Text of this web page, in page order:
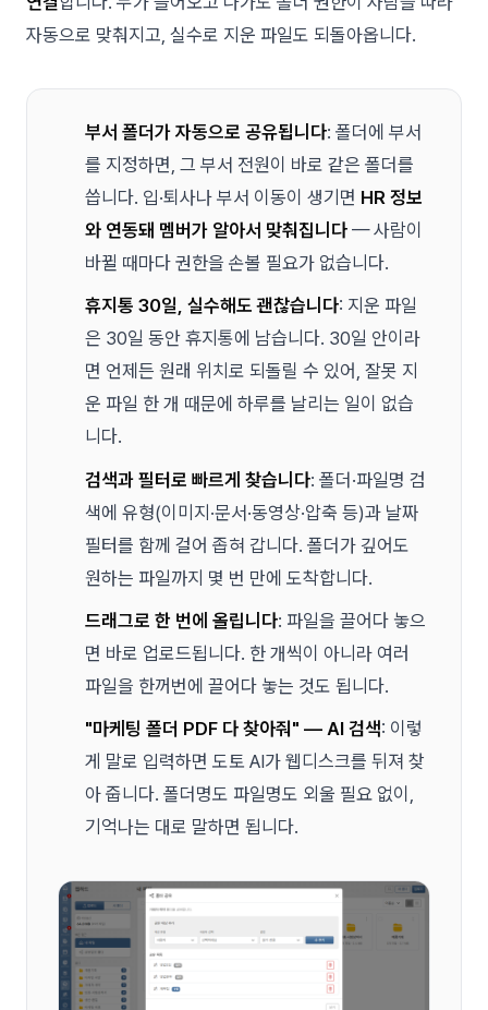
자동으로 맞춰지고, 실수로 지운 파일도 되돌아옵니다.
부서 폴더가 자동으로 공유됩니다: 폴더에 부서
를 지정하면, 그 부서 전원이 바로 같은 폴더를
씁니다. 입·퇴사나 부서 이동이 생기면 HR 정보
와 연동돼 멤버가 알아서 맞춰집니다 — 사람이
바뀔 때마다 권한을 손볼 필요가 없습니다.
휴지통 30일, 실수해도 괜찮습니다: 지운 파일
은 30일 동안 휴지통에 남습니다. 30일 안이라
면 언제든 원래 위치로 되돌릴 수 있어, 잘못 지
운 파일 한 개 때문에 하루를 날리는 일이 없습
니다.
검색과 필터로 빠르게 찾습니다: 폴더·파일명 검
색에 유형(이미지·문서·동영상·압축 등)과 날짜
필터를 함께 걸어 좁혀 갑니다. 폴더가 깊어도
원하는 파일까지 몇 번 만에 도착합니다.
드래그로 한 번에 올립니다: 파일을 끌어다 놓으
면 바로 업로드됩니다. 한 개씩이 아니라 여러
파일을 한꺼번에 끌어다 놓는 것도 됩니다.
"마케팅 폴더 PDF 다 찾아줘" — AI 검색: 이렇
게 말로 입력하면 도토 AI가 웹디스크를 뒤져 찾
아 줍니다. 폴더명도 파일명도 외울 필요 없이,
기억나는 대로 말하면 됩니다.